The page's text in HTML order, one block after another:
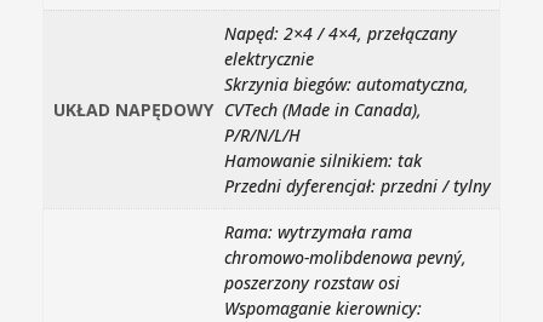
UKŁAD NAPĘDOWY
Napęd: 2×4 / 4×4, przełączany
elektrycznie
Skrzynia biegów: automatyczna,
CVTech (Made in Canada),
P/R/N/L/H
Hamowanie silnikiem: tak
Przedni dyferencjał: przedni / tylny
Rama: wytrzymała rama
chromowo-molibdenowa pevný,
poszerzony rozstaw osi
Wspomaganie kierownicy: